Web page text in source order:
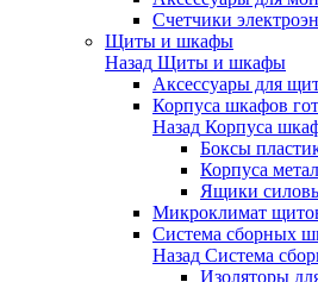
Счетчики
Щиты и шкафы
Назад Щиты и шкафы
Аксессуары для
Корпуса шкафов
Назад Корпуса
Боксы
Корпуса
Ящики
Микроклимат
Система сборных
Назад Система
Изоляторы